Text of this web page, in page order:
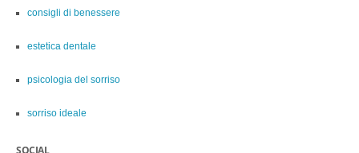
consigli di benessere
estetica dentale
psicologia del sorriso
sorriso ideale
SOCIAL